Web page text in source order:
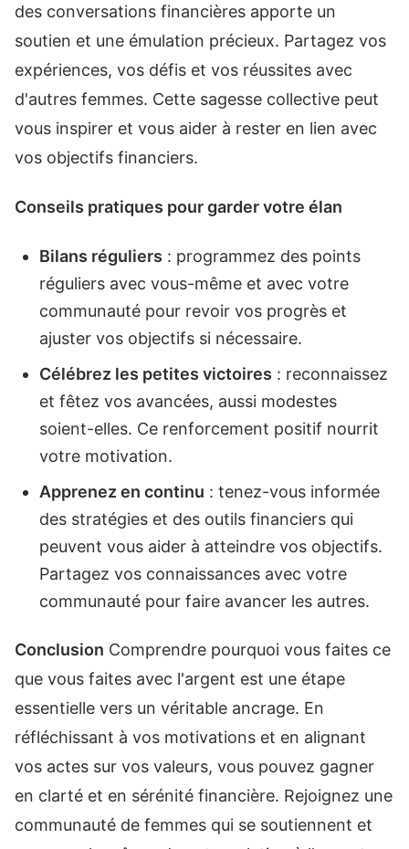
des conversations financières apporte un
soutien et une émulation précieux. Partagez vos
expériences, vos défis et vos réussites avec
d'autres femmes. Cette sagesse collective peut
vous inspirer et vous aider à rester en lien avec
vos objectifs financiers.
Conseils pratiques pour garder votre élan
Bilans réguliers : programmez des points
réguliers avec vous-même et avec votre
communauté pour revoir vos progrès et
ajuster vos objectifs si nécessaire.
Célébrez les petites victoires : reconnaissez
et fêtez vos avancées, aussi modestes
soient-elles. Ce renforcement positif nourrit
votre motivation.
Apprenez en continu : tenez-vous informée
des stratégies et des outils financiers qui
peuvent vous aider à atteindre vos objectifs.
Partagez vos connaissances avec votre
communauté pour faire avancer les autres.
Conclusion Comprendre pourquoi vous faites ce
que vous faites avec l'argent est une étape
essentielle vers un véritable ancrage. En
réfléchissant à vos motivations et en alignant
vos actes sur vos valeurs, vous pouvez gagner
en clarté et en sérénité financière. Rejoignez une
communauté de femmes qui se soutiennent et